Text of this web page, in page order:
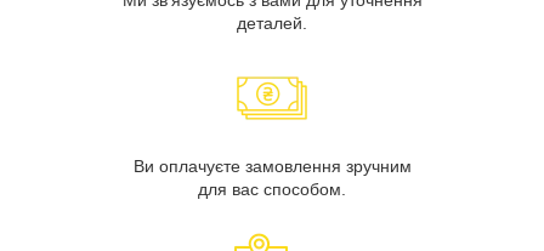
деталей.
Ви оплачуєте замовлення зручним
для вас способом.